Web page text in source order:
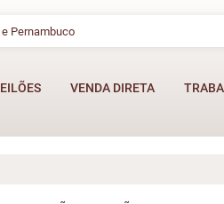
Pernambuco
VENDA DIRETA